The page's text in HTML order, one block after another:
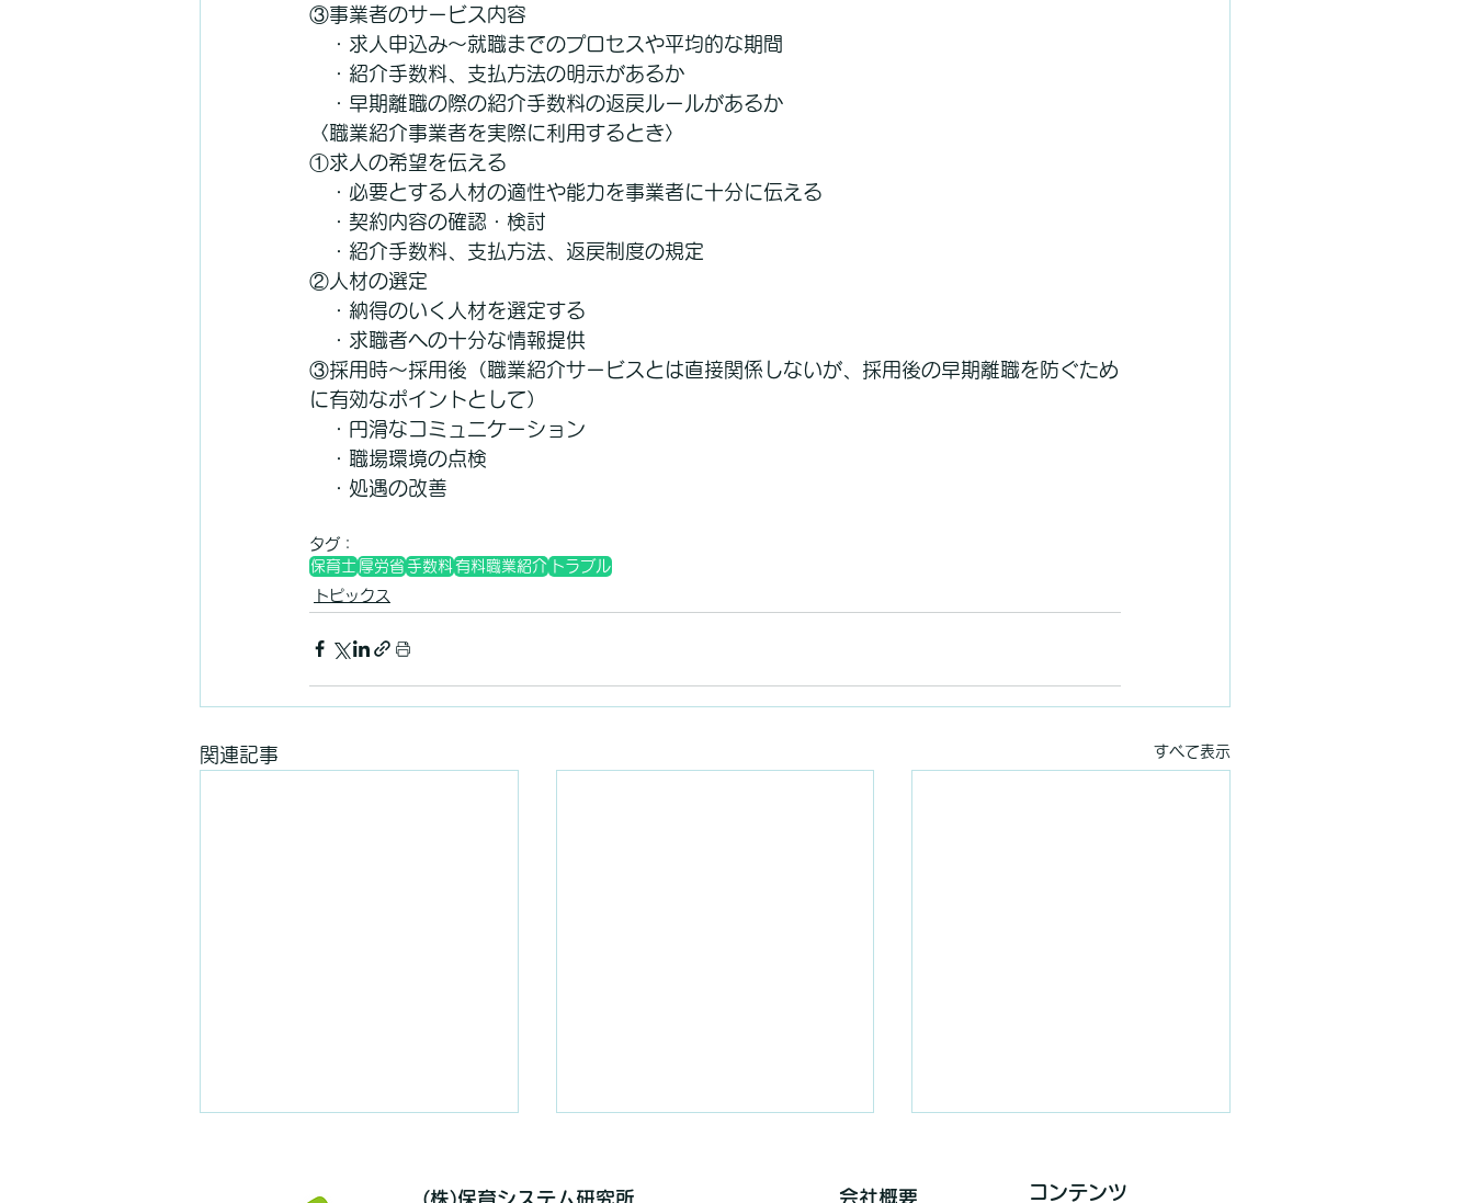
③事業者のサービス内容
・求人申込み～就職までのプロセスや平均的な期間
・紹介手数料、支払方法の明示があるか
・早期離職の際の紹介手数料の返戻ルールがあるか
〈職業紹介事業者を実際に利用するとき〉
①求人の希望を伝える
・必要とする人材の適性や能力を事業者に十分に伝える
・契約内容の確認・検討
・紹介手数料、支払方法、返戻制度の規定
②人材の選定
・納得のいく人材を選定する
・求職者への十分な情報提供
③採用時～採用後（職業紹介サービスとは直接関係しないが、採用後の早期離職を防ぐため
に有効なポイントとして）
・円滑なコミュニケーション
・職場環境の点検
・処遇の改善
タグ：
保育士 厚労省 手数料有料職業紹介 トラブル
トピックス
関連記事 すべて表示
(株)保育システム研究所 会社概要 コンテンツ